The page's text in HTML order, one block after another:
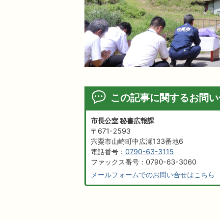
この記事に関するお問
市長公室 秘書広報課
〒671-2593
宍粟市山崎町中広瀬133番地6
電話番号： 0790-63-3115
ファックス番号：0790-63-3060
メールフォームでのお問い合せはこちら